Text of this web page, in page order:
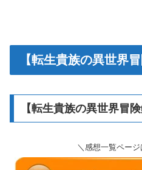
【転生貴族の異世界
【転生貴族の異世界冒
＼感想一覧ペー